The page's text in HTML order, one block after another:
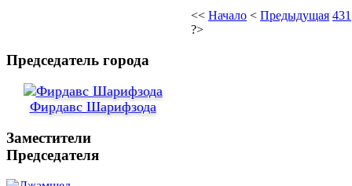
<< Начало < Предыдущая 431
?>
Председатель города
Фирдавс Шарифзода
Заместители
Председателя